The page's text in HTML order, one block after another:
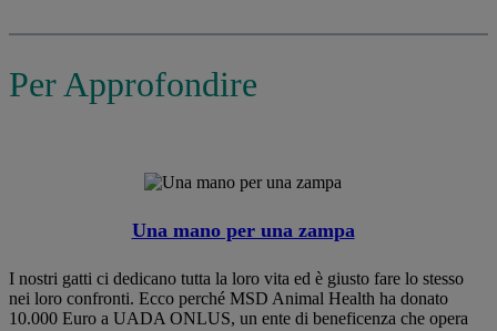
Per Approfondire
Una mano per una zampa
I nostri gatti ci dedicano tutta la loro vita ed è giusto fare lo stesso
nei loro confronti. Ecco perché MSD Animal Health ha donato
10.000 Euro a UADA ONLUS, un ente di beneficenza che opera